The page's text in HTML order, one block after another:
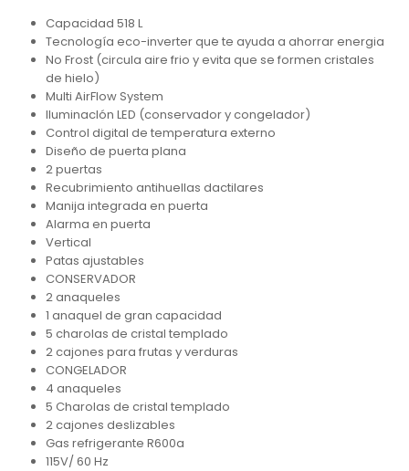
Capacidad 518 L
Tecnología eco-inverter que te ayuda a ahorrar energia
No Frost (circula aire frio y evita que se formen cristales
de hielo)
Multi AirFlow System
IluminacIón LED (conservador y congelador)
Control digital de temperatura externo
Diseño de puerta plana
2 puertas
Recubrimiento antihuellas dactilares
Manija integrada en puerta
Alarma en puerta
Vertical
Patas ajustables
CONSERVADOR
2 anaqueles
1 anaquel de gran capacidad
5 charolas de cristal templado
2 cajones para frutas y verduras
CONGELADOR
4 anaqueles
5 Charolas de cristal templado
2 cajones deslizables
Gas refrigerante R600a
115V/ 60 Hz